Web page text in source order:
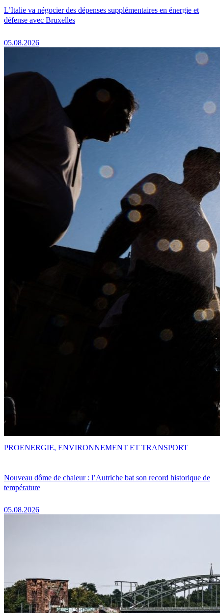
L’Italie va négocier des dépenses supplémentaires en énergie et
défense avec Bruxelles
05.08.2026
Nouveau dôme de chaleur : l’Autriche bat son record historique de
température
05.08.2026
PROENERGIE, ENVIRONNEMENT ET TRANSPORT